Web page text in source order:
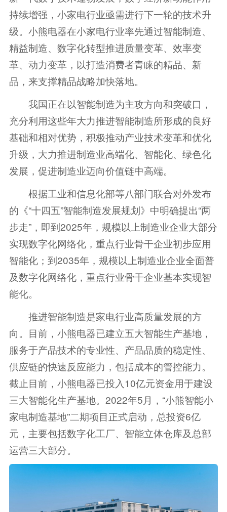
持续增强，小家电行业亟需进行下一轮的技术升
级。小熊电器在小家电行业率先通过智能制造、
精益制造、数字化转型推进质量变革、效率变
革、动力变革，以打造消费者青睐的精品、新
品，来支撑精品战略加快落地。
我国正在以智能制造为主攻方向和突破口，
充分利用这些年大力推进智能制造所形成的良好
基础和相对优势，积极推动产业技术变革和优化
升级，大力推进制造业高端化、智能化、绿色化
发展，促进制造业迈向价值链中高端。
根据工业和信息化部等八部门联合对外发布
的《“十四五”智能制造发展规划》中明确提出“两
步走”，即到2025年，规模以上制造业企业大部分
实现数字化网络化，重点行业骨干企业初步应用
智能化；到2035年，规模以上制造业企业全面普
及数字化网络化，重点行业骨干企业基本实现智
能化。
推进智能制造是家电行业高质量发展的方
向。目前，小熊电器已建立五大智能生产基地，
服务于产品技术的专业性、产品品质的稳定性、
供应链的快速反应能力，包括成本的管控能力。
截止目前，小熊电器已投入10亿元资金用于建设
三大智能化生产基地。2022年5月，“小熊智能小
家电制造基地”二期项目正式启动，总投资6亿
元，主要包括数字化工厂、智能立体仓库及总部
运营三大部分。